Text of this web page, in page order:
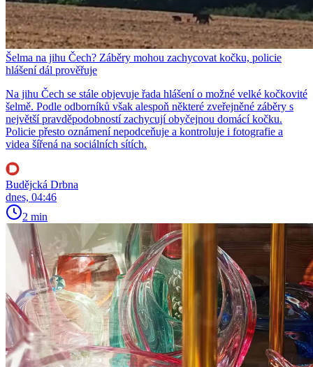
Šelma na jihu Čech? Záběry mohou zachycovat kočku, policie
hlášení dál prověřuje
Na jihu Čech se stále objevuje řada hlášení o možné velké kočkovité
šelmě. Podle odborníků však alespoň některé zveřejněné záběry s
největší pravděpodobností zachycují obyčejnou domácí kočku.
Policie přesto oznámení nepodceňuje a kontroluje i fotografie a
videa šířená na sociálních sítích.
Budějcká Drbna
dnes, 04:46
2 min